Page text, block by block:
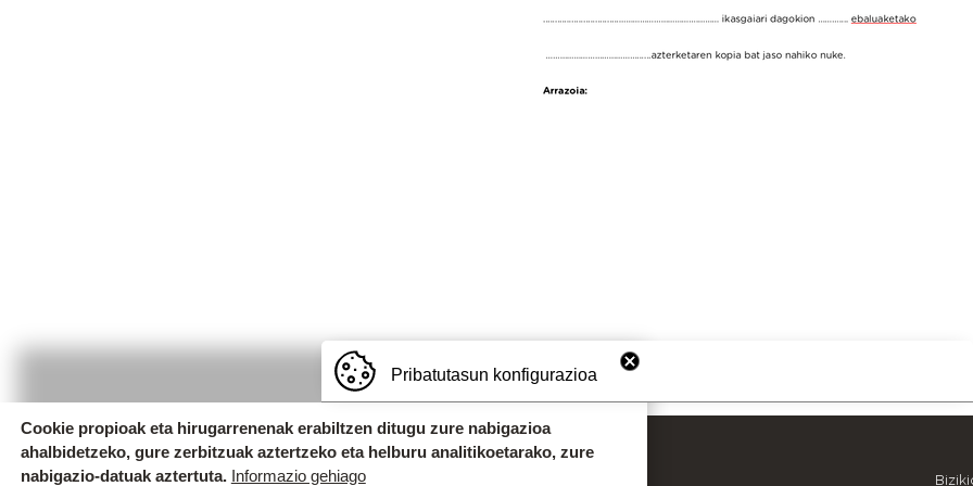
Uzturpe Ikastola
OINEKO INFORMAZIOA
Pribatutasun konfigurazioa
Cookie propioak eta hirugarrenenak erabiltzen ditugu zure nabigazioa
ahalbidetzeko, gure zerbitzuak aztertzeko eta helburu analitikoetarako, zure
nabigazio-datuak aztertuta. Informazio gehiago